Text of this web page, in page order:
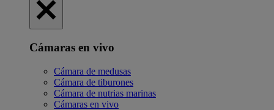
Cámaras en vivo
Cámara de medusas
Cámara de tiburones
Cámara de nutrias marinas
Cámaras en vivo